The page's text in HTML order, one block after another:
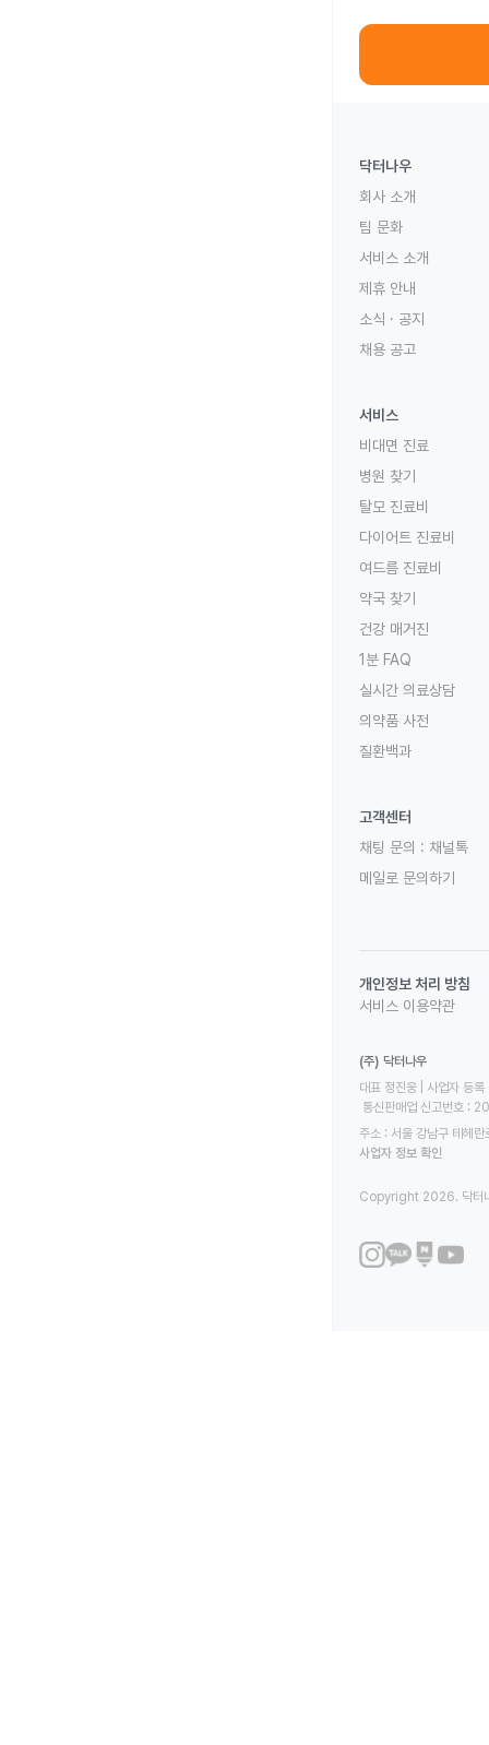
닥터나우
회사 소개
팀 문화
서비스 소개
제휴 안내
소식 · 공지
채용 공고
서비스
비대면 진료
병원 찾기
탈모 진료비
다이어트 진료비
여드름 진료비
약국 찾기
건강 매거진
1분 FAQ
실시간 의료상담
의약품 사전
질환백과
고객센터
채팅 문의 : 채널톡
메일로 문의하기
개인정보 처리 방침
서비스 이용약관
(주) 닥터나우
대표 정진웅 | 사업자
통신판매업 신고번호
주소 : 서울 강남구 테헤
사업자 정보 확인
Copyright 2026. 닥터